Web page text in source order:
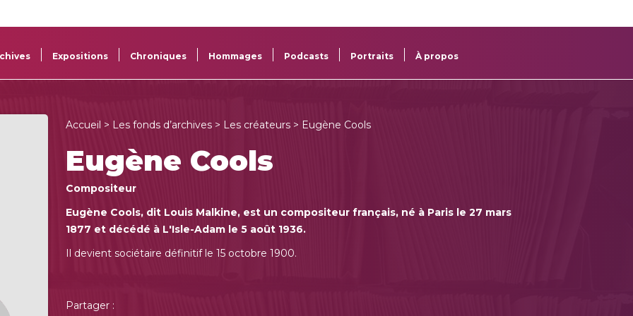
Sacem
projets
Sacem
des œuvres
Expositions Chroniques Hommages Podcasts Portraits À propos
Accueil > Les fonds d’archives > Les créateurs > Eugène Cools
Eugène Cools
Compositeur
Eugène Cools, dit Louis Malkine, est un compositeur français, né à Paris le 27 mars
1877 et décédé à L'Isle-Adam le 5 août 1936.
Il devient sociétaire définitif le 15 octobre 1900.
Partager :